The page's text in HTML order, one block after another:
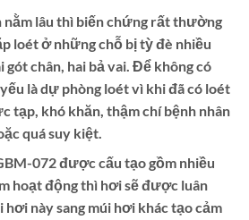
lâu thì biến chứng rất thường
loét ở những chỗ bị tỳ đè nhiều
gót chân, hai bả vai. Để không có
là dự phòng loét vì khi đã có loét
tạp, khó khăn, thậm chí bệnh nhân
quá suy kiệt.
072 được cấu tạo gồm nhiều
hoạt động thì hơi sẽ được luân
này sang múi hơi khác tạo cảm